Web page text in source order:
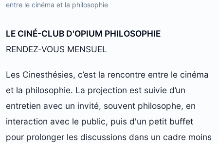
entre le cinéma et la philosophie
LE CINÉ-CLUB D'OPIUM PHILOSOPHIE
RENDEZ-VOUS MENSUEL
Les Cinesthésies, c’est la rencontre entre le cinéma
et la philosophie. La projection est suivie d’un
entretien avec un invité, souvent philosophe, en
interaction avec le public, puis d'un petit buffet
pour prolonger les discussions dans un cadre moins